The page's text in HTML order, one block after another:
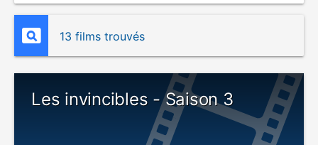
13 films trouvés
Les invincibles - Saison 3